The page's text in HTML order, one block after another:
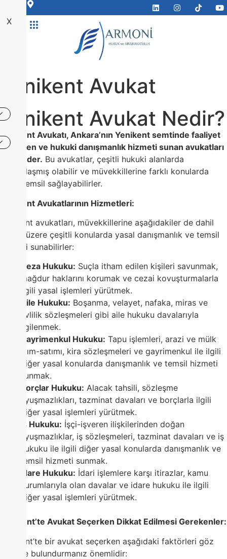
X
Yenikent Avukat
Yenikent Avukat Nedir?
Yenikent Avukatı, Ankara’nın Yenikent semtinde faaliyet
gösteren ve hukuki danışmanlık hizmeti sunan avukatları
ifade eder. Bu avukatlar, çeşitli hukuki alanlarda
uzmanlaşmış olabilir ve müvekkillerine farklı konularda
yasal temsil sağlayabilirler.
Yenikent Avukatlarının Hizmetleri:
Yenikent avukatları, müvekkillerine aşağıdakiler de dahil
olmak üzere çeşitli konularda yasal danışmanlık ve temsil
hizmeti sunabilirler:
Ceza Hukuku: Suçla itham edilen kişileri savunmak,
mağdur haklarını korumak ve cezai kovuşturmalarla
ilgili yasal işlemleri yürütmek.
Aile Hukuku: Boşanma, velayet, nafaka, miras ve
evlilik sözleşmeleri gibi aile hukuku davalarıyla
ilgilenmek.
Gayrimenkul Hukuku: Tapu işlemleri, arazi ve mülk
alım-satımı, kira sözleşmeleri ve gayrimenkul ile ilgili
diğer yasal konularda danışmanlık ve temsil hizmeti
sunmak.
Borçlar Hukuku: Alacak tahsili, sözleşme
uyuşmazlıkları, tazminat davaları ve borçlarla ilgili
diğer yasal işlemleri yürütmek.
İş Hukuku: İşçi-işveren ilişkilerinden doğan
uyuşmazlıklar, iş sözleşmeleri, tazminat davaları ve iş
hukuku ile ilgili diğer yasal konularda danışmanlık ve
temsil hizmeti sunmak.
İdare Hukuku: İdari işlemlere karşı itirazlar, kamu
kurumlarıyla olan davalar ve idare hukuku ile ilgili
diğer yasal işlemleri yürütmek.
Yenikent’te Avukat Seçerken Dikkat Edilmesi Gerekenler:
Yenikent’te bir avukat seçerken aşağıdaki faktörleri göz
önünde bulundurmanız önemlidir: